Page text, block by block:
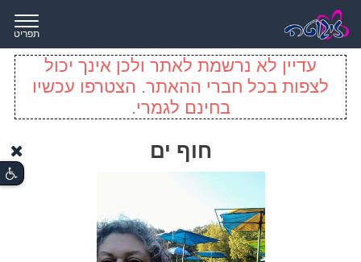
תפריט
עדיין לא נרשמת לאתר ולכן אינך יכול
לצפות בכל חברי ההאתר. הצטרפו עכשיו
בחינם לגמרי.
חוף ים